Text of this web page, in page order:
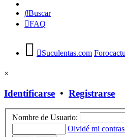
Buscar
FAQ
Suculentas.com
×
Identificarse • Registrarse
Nombre de Usuario:
Olvidé mi